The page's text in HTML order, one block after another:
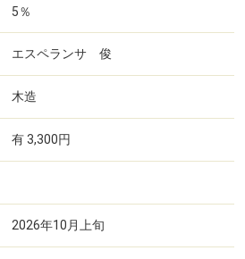
5％
エスペランサ 俊
木造
有 3,300円
2026年10月上旬